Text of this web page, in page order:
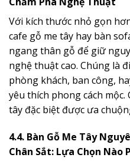
Với kích thước nhỏ gọn
cafe gỗ me tây hay bàn
ngang thân gỗ để giữ
nghệ thuật cao. Chúng là
phòng khách, ban công,
yêu thích phong cách
tây đặc biệt được ưa
4.4. Bàn Gỗ Me Tây
Chân Sắt: Lựa Chọn Nào